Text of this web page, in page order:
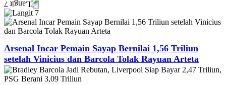
Arsenal Incar Pemain Sayap Bernilai 1,56 Triliun
setelah Vinicius dan Barcola Tolak Rayuan Arteta